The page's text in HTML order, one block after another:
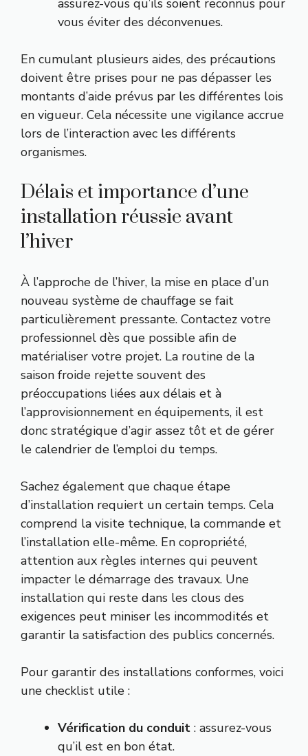
assurez-vous qu’ils soient reconnus pour
vous éviter des déconvenues.
En cumulant plusieurs aides, des précautions
doivent être prises pour ne pas dépasser les
montants d’aide prévus par les différentes lois
en vigueur. Cela nécessite une vigilance accrue
lors de l’interaction avec les différents
organismes.
Délais et importance d’une
installation réussie avant
l’hiver
À l’approche de l’hiver, la mise en place d’un
nouveau système de chauffage se fait
particulièrement pressante. Contactez votre
professionnel dès que possible afin de
matérialiser votre projet. La routine de la
saison froide rejette souvent des
préoccupations liées aux délais et à
l’approvisionnement en équipements, il est
donc stratégique d’agir assez tôt et de gérer
le calendrier de l’emploi du temps.
Sachez également que chaque étape
d’installation requiert un certain temps. Cela
comprend la visite technique, la commande et
l’installation elle-même. En copropriété,
attention aux règles internes qui peuvent
impacter le démarrage des travaux. Une
installation qui reste dans les clous des
exigences peut miniser les incommodités et
garantir la satisfaction des publics concernés.
Pour garantir des installations conformes, voici
une checklist utile :
Vérification du conduit : assurez-vous
qu’il est en bon état.